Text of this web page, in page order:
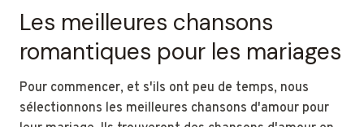
Les meilleures chansons
romantiques pour les mariages
Pour commencer, et s'ils ont peu de temps, nous
sélectionnons les meilleures chansons d'amour pour